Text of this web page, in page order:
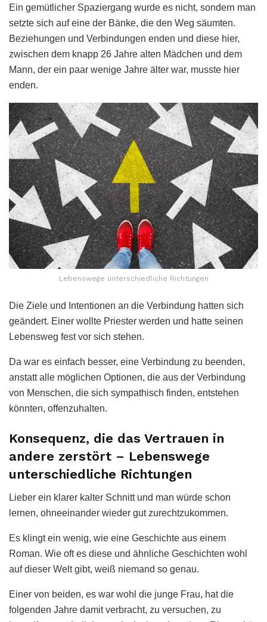
Ein gemütlicher Spaziergang wurde es nicht, sondern man
setzte sich auf eine der Bänke, die den Weg säumten.
Beziehungen und Verbindungen enden und diese hier,
zwischen dem knapp 26 Jahre alten Mädchen und dem
Mann, der ein paar wenige Jahre älter war, musste hier
enden.
Lebenswege unterschiedliche Richtungen
Die Ziele und Intentionen an die Verbindung hatten sich
geändert. Einer wollte Priester werden und hatte seinen
Lebensweg fest vor sich stehen.
Da war es einfach besser, eine Verbindung zu beenden,
anstatt alle möglichen Optionen, die aus der Verbindung
von Menschen, die sich sympathisch finden, entstehen
könnten, offenzuhalten.
Konsequenz, die das Vertrauen in
andere zerstört – Lebenswege
unterschiedliche Richtungen
Lieber ein klarer kalter Schnitt und man würde schon
lernen, ohneeinander wieder gut zurechtzukommen.
Es klingt ein wenig, wie eine Geschichte aus einem
Roman. Wie oft es diese und ähnliche Geschichten wohl
auf dieser Welt gibt, weiß niemand so genau.
Einer von beiden, es war wohl die junge Frau, hat die
folgenden Jahre damit verbracht, zu versuchen, zu